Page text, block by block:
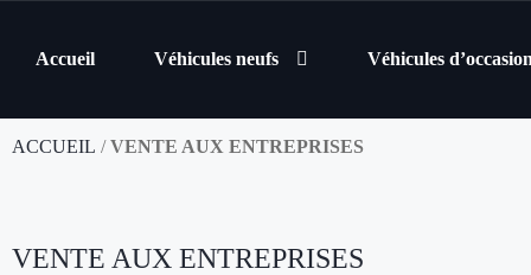
Accueil Véhicules neufs Véhicules
ACCUEIL /VENTE AUX ENTREPRISES
VENTE AUX ENTREPRISES